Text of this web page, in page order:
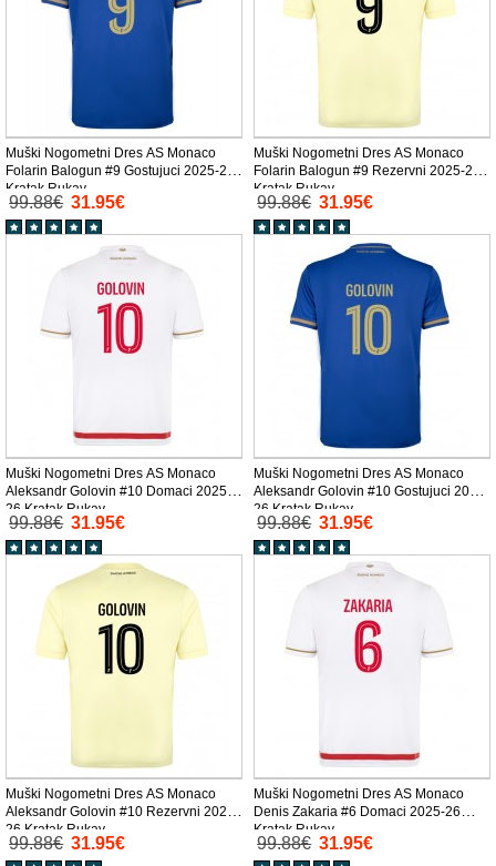
Muški Nogometni Dres AS Monaco
Folarin Balogun #9 Gostujuci 2025-26
Kratak Rukav
99.88€ 31.95€
Muški Nogometni Dres AS Monaco
Folarin Balogun #9 Rezervni 2025-26
Kratak Rukav
99.88€ 31.95€
Muški Nogometni Dres AS Monaco
Aleksandr Golovin #10 Domaci 2025-
26 Kratak Rukav
99.88€ 31.95€
Muški Nogometni Dres AS Monaco
Aleksandr Golovin #10 Gostujuci 2025-
26 Kratak Rukav
99.88€ 31.95€
Muški Nogometni Dres AS Monaco
Aleksandr Golovin #10 Rezervni 2025-
26 Kratak Rukav
99.88€ 31.95€
Muški Nogometni Dres AS Monaco
Denis Zakaria #6 Domaci 2025-26
Kratak Rukav
99.88€ 31.95€